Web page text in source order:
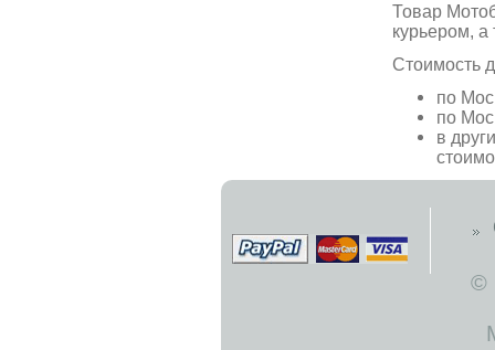
Товар
курьером,
Стоимость
по
по
в
©